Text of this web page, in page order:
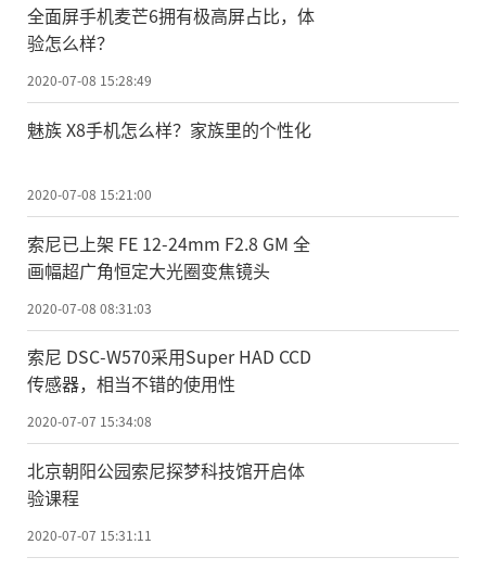
全面屏手机麦芒6拥有极高屏占比，体
验怎么样？
2020-07-08 15:28:49
魅族 X8手机怎么样？家族里的个性化
2020-07-08 15:21:00
索尼已上架 FE 12-24mm F2.8 GM 全
画幅超广角恒定大光圈变焦镜头
2020-07-08 08:31:03
索尼 DSC-W570采用Super HAD CCD
传感器，相当不错的使用性
2020-07-07 15:34:08
北京朝阳公园索尼探梦科技馆开启体
验课程
2020-07-07 15:31:11